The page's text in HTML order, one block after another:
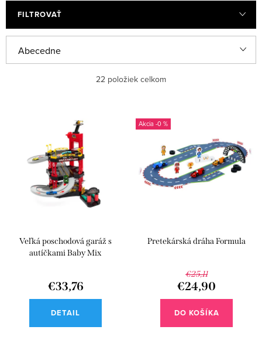
FILTROVAŤ
a
Abecedne
Najpredávanejšie
22 položiek celkom
Veľká poschodová garáž s
autíčkami Baby Mix
€33,76
DETAIL
-0 %
Pretekárská dráha Formula
€25,11
€24,90
DO KOŠÍKA